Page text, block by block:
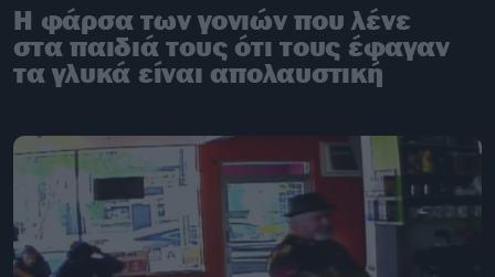
Η φάρσα των γονιών που λένε
στα παιδιά τους ότι τους έφαγαν
τα γλυκά είναι απολαυστική